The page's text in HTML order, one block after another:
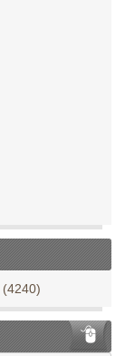
(4240)